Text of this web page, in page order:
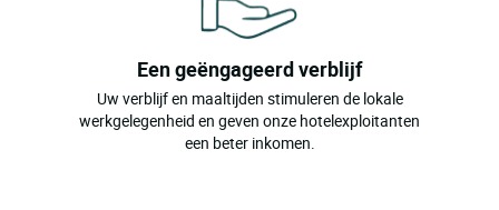
Een geëngageerd verblijf
Uw verblijf en maaltijden stimuleren de lokale
werkgelegenheid en geven onze hotelexploitanten
een beter inkomen.